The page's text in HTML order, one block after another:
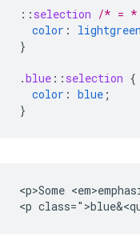
:: selection /* =
color : lightgreen
}
.blue :: selection {
color : blue ;
}
<p>Some
<p